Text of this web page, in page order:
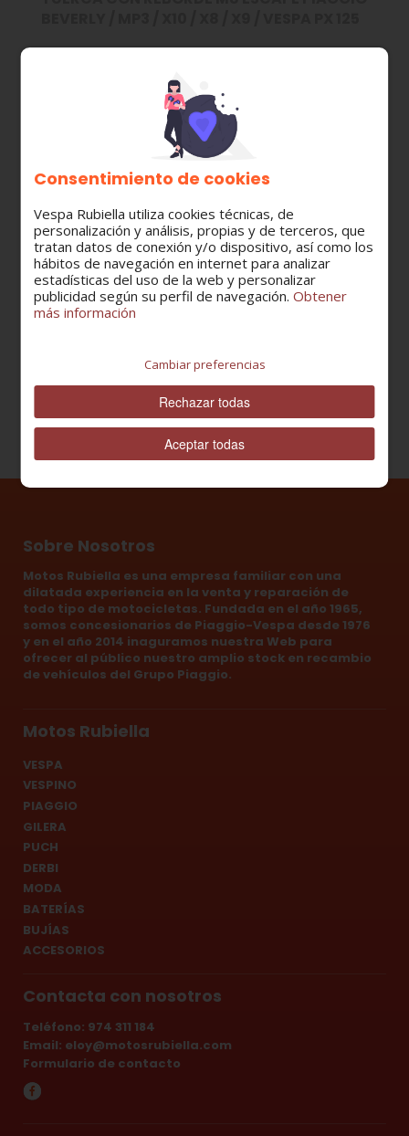
VESPA PX 125/150/200
PIAGGIO BEVERLY
CATEGORÍA:
Escape
Sobre Nosotros
Motos Rubiella es una empresa familiar con una
dilatada experiencia en la venta y reparación de
todo tipo de motocicletas. Fundada en el año 1965,
somos concesionarios de Piaggio-Vespa desde 1976
y en el año 2014 inaguramos nuestra Web para
ofrecer al público nuestro amplio stock en recambio
de vehículos del Grupo Piaggio.
Motos Rubiella
VESPA
VESPINO
PIAGGIO
GILERA
PUCH
DERBI
MODA
BATERÍAS
BUJÍAS
ACCESORIOS
Contacta con nosotros
Teléfono: 974 311 184
Email: eloy@motosrubiella.com
Formulario de contacto
Consentimiento de cookies
Vespa Rubiella utiliza cookies técnicas, de
personalización y análisis, propias y de terceros, que
tratan datos de conexión y/o dispositivo, así como los
hábitos de navegación en internet para analizar
estadísticas del uso de la web y personalizar
publicidad según su perfil de navegación.Obtener
más información
Cambiar preferencias
Rechazar todas
Aceptar todas